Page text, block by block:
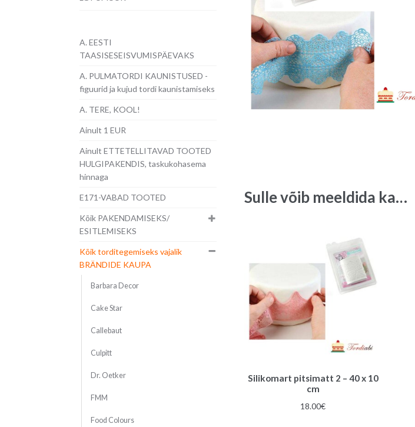
Sulle võib meeldida ka…
Silikomart pitsimatt 2 – 40 x 10
cm
18.00€
A. EESTI
TAASISESEISVUMISPÄEVAKS
A. PULMATORDI KAUNISTUSED -
figuurid ja kujud tordi kaunistamiseks
A. TERE, KOOL!
Ainult 1 EUR
Ainult ETTETELLITAVAD TOOTED
HULGIPAKENDIS, taskukohasema
hinnaga
E171-VABAD TOOTED
Kõik PAKENDAMISEKS/
ESITLEMISEKS
Kõik torditegemiseks vajalik
BRÄNDIDE KAUPA
Barbara Decor
Cake Star
Callebaut
Culpitt
Dr. Oetker
FMM
Food Colours